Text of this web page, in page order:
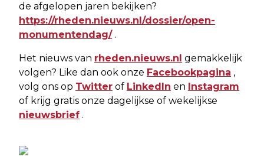
de afgelopen jaren bekijken?
https://rheden.nieuws.nl/dossier/open-
monumentendag/.
Het nieuws van rheden.nieuws.nl gemakkelijk
volgen? Like dan ook onze Facebookpagina ,
volg ons op Twitter of LinkedIn en Instagram
of krijg gratis onze dagelijkse of wekelijkse
nieuwsbrief .